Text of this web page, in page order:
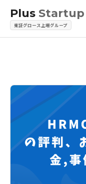
Plus Startup
東証グロース上場グループ